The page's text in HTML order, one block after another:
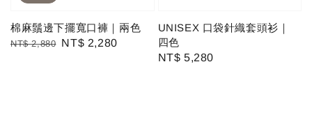
棉麻鬚邊下擺寬口褲｜兩色
Regular
NT$ 2,880 Sale
NT$ 2,280
UNISEX 口袋針織套頭衫｜
四色
Regular
NT$ 5,280